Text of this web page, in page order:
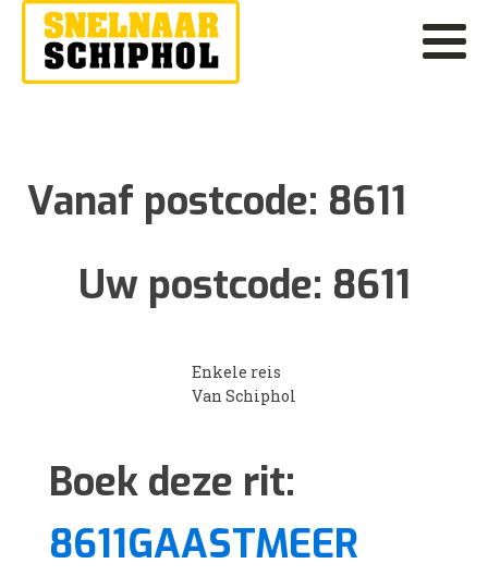
Vanaf postcode: 8611
Uw postcode: 8611
Enkele reis
Van Schiphol
Boek deze rit:
8611GAASTMEER